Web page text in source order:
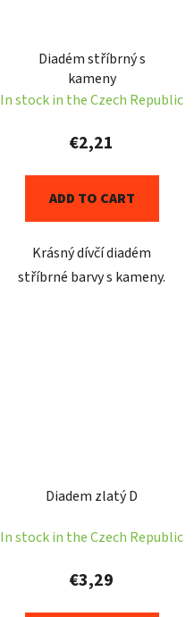
Diadém stříbrný s
kameny
In stock in the Czech Republic
€2,21
ADD TO CART
Krásný dívčí diadém
stříbrné barvy s kameny.
Diadem zlatý D
In stock in the Czech Republic
€3,29